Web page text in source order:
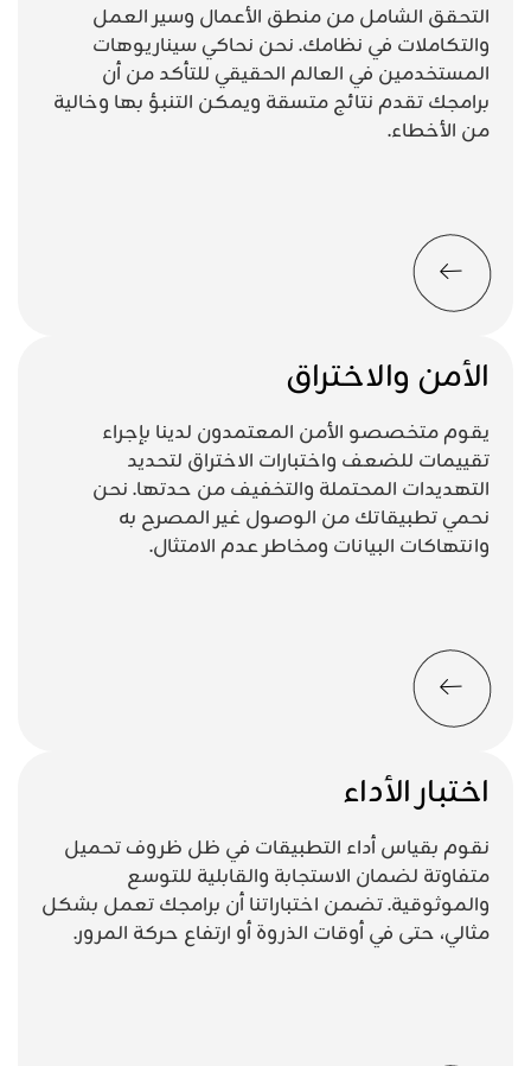
التحقق الشامل من منطق الأعمال وسير العمل
والتكاملات في نظامك. نحن نحاكي سيناريوهات
المستخدمين في العالم الحقيقي للتأكد من أن
برامجك تقدم نتائج متسقة ويمكن التنبؤ بها وخالية
من الأخطاء.
الأمن والاختراق
يقوم متخصصو الأمن المعتمدون لدينا بإجراء
تقييمات للضعف واختبارات الاختراق لتحديد
التهديدات المحتملة والتخفيف من حدتها. نحن
نحمي تطبيقاتك من الوصول غير المصرح به
وانتهاكات البيانات ومخاطر عدم الامتثال.
اختبار الأداء
نقوم بقياس أداء التطبيقات في ظل ظروف تحميل
متفاوتة لضمان الاستجابة والقابلية للتوسع
والموثوقية. تضمن اختباراتنا أن برامجك تعمل بشكل
مثالي، حتى في أوقات الذروة أو ارتفاع حركة المرور.